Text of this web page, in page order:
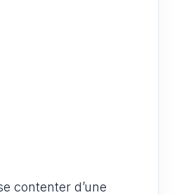
contenter d’une